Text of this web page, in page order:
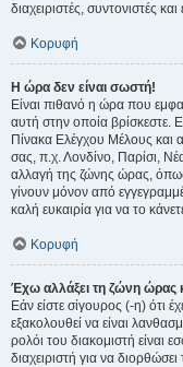
διαχειριστές, συντονιστές
Κορυφή
Η ώρα δεν είναι σωστή!
Είναι πιθανό η ώρα που
αυτή στην οποία βρίσκεστε.
Πίνακα Ελέγχου Μέλους και
σας, π.χ. Λονδίνο, Παρίσι,
αλλαγή της ζώνης ώρας,
γίνουν μόνον από
καλή ευκαιρία για να το
Κορυφή
Έχω αλλάξει τη ζώνη ώρας
Εάν είστε σίγουρος (-η) ότι
εξακολουθεί να είναι
ρολόι του διακομιστή είναι
διαχειριστή για να